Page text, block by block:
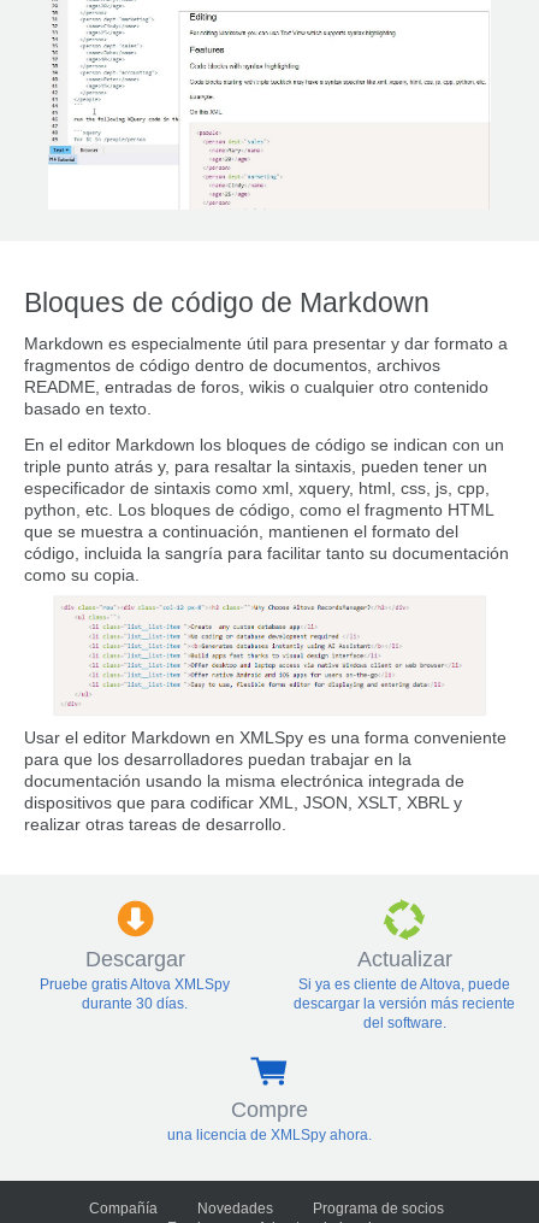
Bloques de código de Markdown
Markdown es especialmente útil para presentar y dar formato a
fragmentos de código dentro de documentos, archivos
README, entradas de foros, wikis o cualquier otro contenido
basado en texto.
En el editor Markdown los bloques de código se indican con un
triple punto atrás y, para resaltar la sintaxis, pueden tener un
especificador de sintaxis como xml, xquery, html, css, js, cpp,
python, etc. Los bloques de código, como el fragmento HTML
que se muestra a continuación, mantienen el formato del
código, incluida la sangría para facilitar tanto su documentación
como su copia.
Usar el editor Markdown en XMLSpy es una forma conveniente
para que los desarrolladores puedan trabajar en la
documentación usando la misma electrónica integrada de
dispositivos que para codificar XML, JSON, XSLT, XBRL y
realizar otras tareas de desarrollo.
Descargar
Pruebe gratis Altova XMLSpy
durante 30 días.
Actualizar
Si ya es cliente de Altova, puede
descargar la versión más reciente
del software.
Compre
una licencia de XMLSpy ahora.
Compañía Novedades
Programa de socios